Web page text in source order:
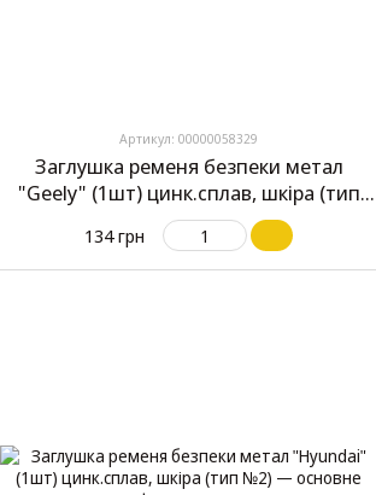
Артикул: 00000058329
Заглушка ременя безпеки метал
"Geely" (1шт) цинк.сплав, шкіра (тип
№2)
134 грн